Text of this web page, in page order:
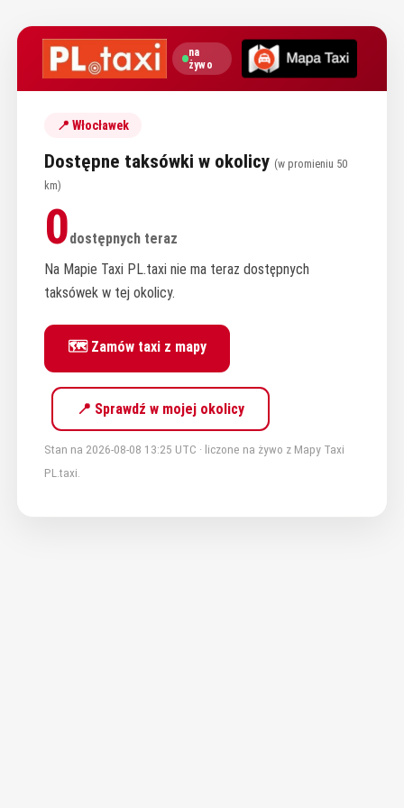
na
żywo
📍 Włocławek
Dostępne taksówki w okolicy (w promieniu 50
km)
0dostępnych teraz
Na Mapie Taxi PL.taxi nie ma teraz dostępnych
taksówek w tej okolicy.
🗺️ Zamów taxi z mapy
📍 Sprawdź w mojej okolicy
Stan na 2026-08-08 13:25 UTC · liczone na żywo z Mapy Taxi
PL.taxi.